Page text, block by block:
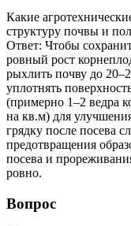
Какие
структуру почвы и
Ответ: Чтобы
ровный рост
рыхлить почву до
уплотнять
(примерно 1–2 ведра
на кв.м) для
грядку после посева
предотвращения
посева и
ровно.
Вопрос